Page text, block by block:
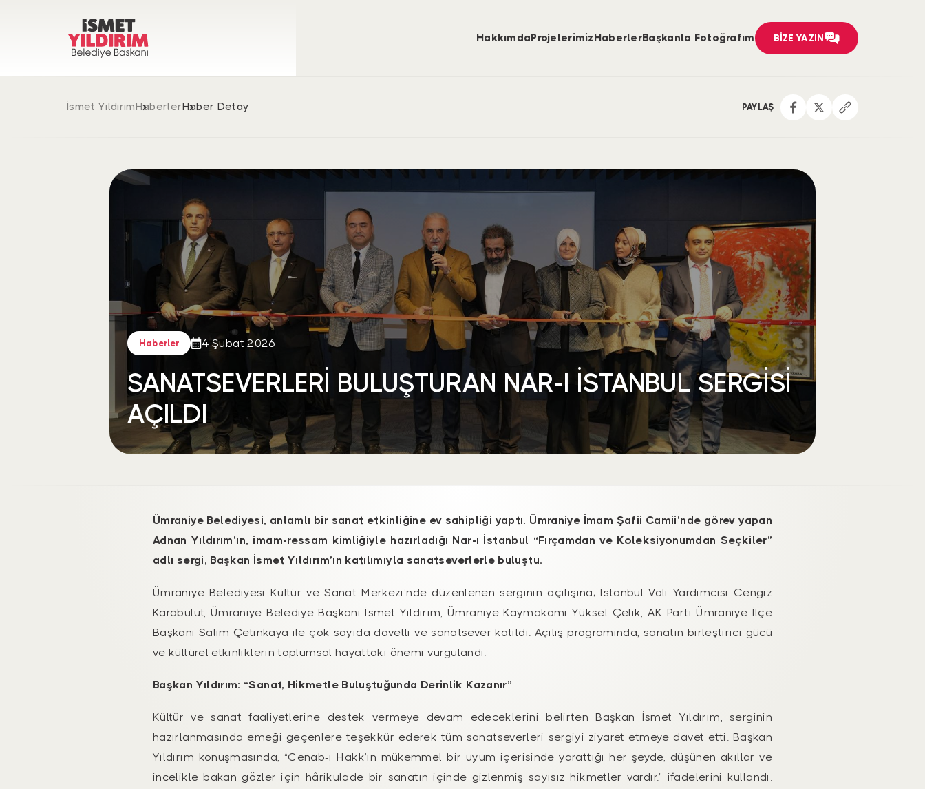
HakkımdaProjelerimizHaberlerBaşkanla Fotoğrafım BİZE YAZIN
İsmet YıldırımHaberlerHaber Detay PAYLAŞ
Haberler 4 Şubat 2026
SANATSEVERLERİ BULUŞTURAN NAR-I İSTANBUL SERGİSİ
AÇILDI
Ümraniye Belediyesi, anlamlı bir sanat etkinliğine ev sahipliği yaptı. Ümraniye İmam Şafii Camii’nde görev yapan
Adnan Yıldırım’ın, imam-ressam kimliğiyle hazırladığı Nar-ı İstanbul “Fırçamdan ve Koleksiyonumdan Seçkiler”
adlı sergi, Başkan İsmet Yıldırım’ın katılımıyla sanatseverlerle buluştu.
Ümraniye Belediyesi Kültür ve Sanat Merkezi’nde düzenlenen serginin açılışına; İstanbul Vali Yardımcısı Cengiz
Karabulut, Ümraniye Belediye Başkanı İsmet Yıldırım, Ümraniye Kaymakamı Yüksel Çelik, AK Parti Ümraniye İlçe
Başkanı Salim Çetinkaya ile çok sayıda davetli ve sanatsever katıldı. Açılış programında, sanatın birleştirici gücü
ve kültürel etkinliklerin toplumsal hayattaki önemi vurgulandı.
Başkan Yıldırım: “Sanat, Hikmetle Buluştuğunda Derinlik Kazanır”
Kültür ve sanat faaliyetlerine destek vermeye devam edeceklerini belirten Başkan İsmet Yıldırım, serginin
hazırlanmasında emeği geçenlere teşekkür ederek tüm sanatseverleri sergiyi ziyaret etmeye davet etti. Başkan
Yıldırım konuşmasında, “Cenab-ı Hakk’ın mükemmel bir uyum içerisinde yarattığı her şeyde, düşünen akıllar ve
incelikle bakan gözler için hârikulade bir sanatın içinde gizlenmiş sayısız hikmetler vardır.” ifadelerini kullandı.